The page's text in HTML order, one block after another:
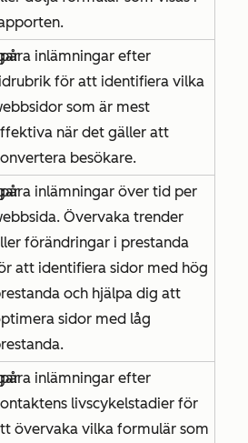
inlämningar efter
för att identifiera vilka
som är mest
när det gäller att
besökare.
inlämningar över tid per
Övervaka trender
förändringar i prestanda
att identifiera sidor med hög
och hjälpa dig att
sidor med låg
inlämningar efter
livscykelstadier för
övervaka vilka formulär som